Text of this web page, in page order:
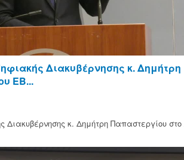
Διακυβέρνησης κ. Δημήτρη
ΕΒ...
Διακυβέρνησης κ. Δημήτρη Παπαστεργίου στο